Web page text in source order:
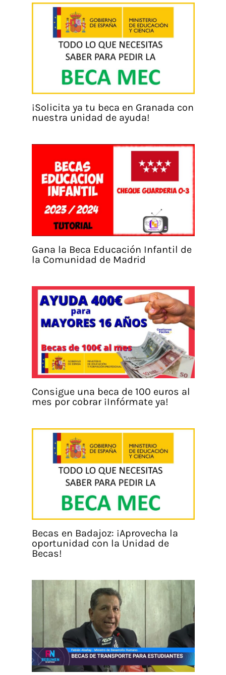
¡Solicita ya tu beca en Granada con
nuestra unidad de ayuda!
Gana la Beca Educación Infantil de
la Comunidad de Madrid
Consigue una beca de 100 euros al
mes por cobrar ¡Infórmate ya!
Becas en Badajoz: ¡Aprovecha la
oportunidad con la Unidad de
Becas!